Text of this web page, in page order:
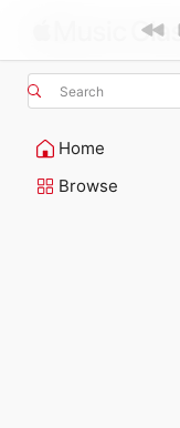
Search
Home
Browse